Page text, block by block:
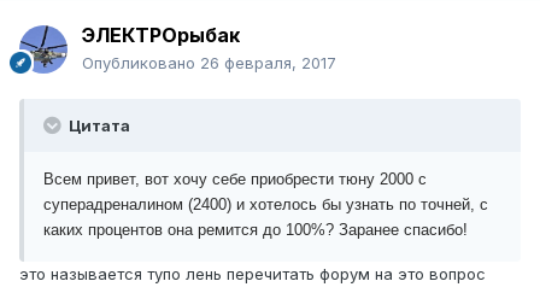
ЭЛЕКТРОрыбак
Опубликовано 26 февраля, 2017
Цитата
Всем привет, вот хочу себе приобрести тюну 2000 с
суперадреналином (2400) и хотелось бы узнать по точней, с
каких процентов она ремится до 100%? Заранее спасибо!
это называется тупо лень перечитать форум на это вопрос